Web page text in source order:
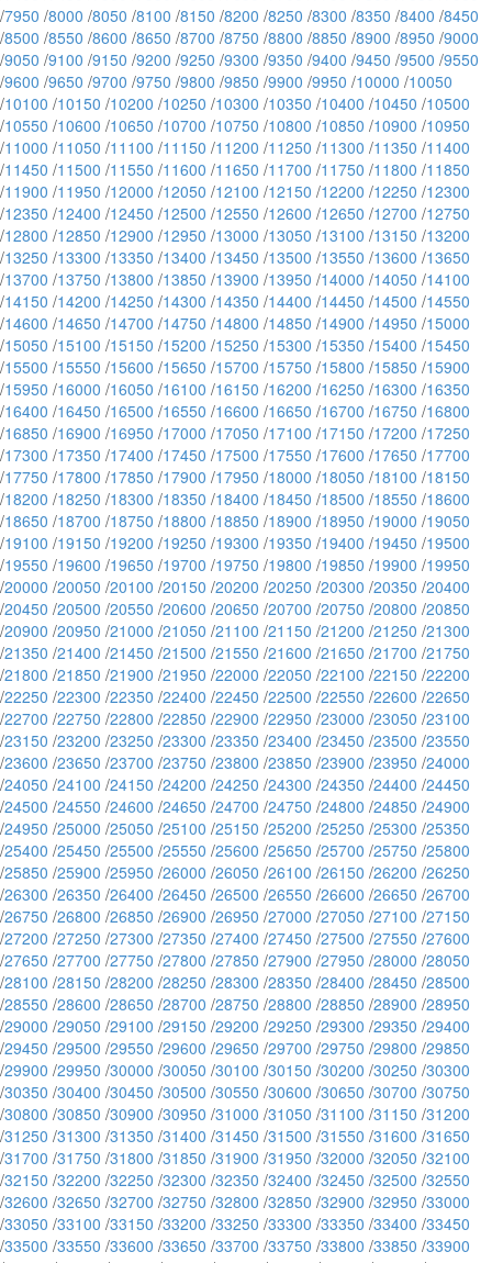
/7950 /8000 /8050 /8100 /8150 /8200 /8250 /8300 /8350 /8400 /8450
/8500 /8550 /8600 /8650 /8700 /8750 /8800 /8850 /8900 /8950 /9000
/9050 /9100 /9150 /9200 /9250 /9300 /9350 /9400 /9450 /9500 /9550
/9600 /9650 /9700 /9750 /9800 /9850 /9900 /9950 /10000 /10050
/10100 /10150 /10200 /10250 /10300 /10350 /10400 /10450 /10500
/10550 /10600 /10650 /10700 /10750 /10800 /10850 /10900 /10950
/11000 /11050 /11100 /11150 /11200 /11250 /11300 /11350 /11400
/11450 /11500 /11550 /11600 /11650 /11700 /11750 /11800 /11850
/11900 /11950 /12000 /12050 /12100 /12150 /12200 /12250 /12300
/12350 /12400 /12450 /12500 /12550 /12600 /12650 /12700 /12750
/12800 /12850 /12900 /12950 /13000 /13050 /13100 /13150 /13200
/13250 /13300 /13350 /13400 /13450 /13500 /13550 /13600 /13650
/13700 /13750 /13800 /13850 /13900 /13950 /14000 /14050 /14100
/14150 /14200 /14250 /14300 /14350 /14400 /14450 /14500 /14550
/14600 /14650 /14700 /14750 /14800 /14850 /14900 /14950 /15000
/15050 /15100 /15150 /15200 /15250 /15300 /15350 /15400 /15450
/15500 /15550 /15600 /15650 /15700 /15750 /15800 /15850 /15900
/15950 /16000 /16050 /16100 /16150 /16200 /16250 /16300 /16350
/16400 /16450 /16500 /16550 /16600 /16650 /16700 /16750 /16800
/16850 /16900 /16950 /17000 /17050 /17100 /17150 /17200 /17250
/17300 /17350 /17400 /17450 /17500 /17550 /17600 /17650 /17700
/17750 /17800 /17850 /17900 /17950 /18000 /18050 /18100 /18150
/18200 /18250 /18300 /18350 /18400 /18450 /18500 /18550 /18600
/18650 /18700 /18750 /18800 /18850 /18900 /18950 /19000 /19050
/19100 /19150 /19200 /19250 /19300 /19350 /19400 /19450 /19500
/19550 /19600 /19650 /19700 /19750 /19800 /19850 /19900 /19950
/20000 /20050 /20100 /20150 /20200 /20250 /20300 /20350 /20400
/20450 /20500 /20550 /20600 /20650 /20700 /20750 /20800 /20850
/20900 /20950 /21000 /21050 /21100 /21150 /21200 /21250 /21300
/21350 /21400 /21450 /21500 /21550 /21600 /21650 /21700 /21750
/21800 /21850 /21900 /21950 /22000 /22050 /22100 /22150 /22200
/22250 /22300 /22350 /22400 /22450 /22500 /22550 /22600 /22650
/22700 /22750 /22800 /22850 /22900 /22950 /23000 /23050 /23100
/23150 /23200 /23250 /23300 /23350 /23400 /23450 /23500 /23550
/23600 /23650 /23700 /23750 /23800 /23850 /23900 /23950 /24000
/24050 /24100 /24150 /24200 /24250 /24300 /24350 /24400 /24450
/24500 /24550 /24600 /24650 /24700 /24750 /24800 /24850 /24900
/24950 /25000 /25050 /25100 /25150 /25200 /25250 /25300 /25350
/25400 /25450 /25500 /25550 /25600 /25650 /25700 /25750 /25800
/25850 /25900 /25950 /26000 /26050 /26100 /26150 /26200 /26250
/26300 /26350 /26400 /26450 /26500 /26550 /26600 /26650 /26700
/26750 /26800 /26850 /26900 /26950 /27000 /27050 /27100 /27150
/27200 /27250 /27300 /27350 /27400 /27450 /27500 /27550 /27600
/27650 /27700 /27750 /27800 /27850 /27900 /27950 /28000 /28050
/28100 /28150 /28200 /28250 /28300 /28350 /28400 /28450 /28500
/28550 /28600 /28650 /28700 /28750 /28800 /28850 /28900 /28950
/29000 /29050 /29100 /29150 /29200 /29250 /29300 /29350 /29400
/29450 /29500 /29550 /29600 /29650 /29700 /29750 /29800 /29850
/29900 /29950 /30000 /30050 /30100 /30150 /30200 /30250 /30300
/30350 /30400 /30450 /30500 /30550 /30600 /30650 /30700 /30750
/30800 /30850 /30900 /30950 /31000 /31050 /31100 /31150 /31200
/31250 /31300 /31350 /31400 /31450 /31500 /31550 /31600 /31650
/31700 /31750 /31800 /31850 /31900 /31950 /32000 /32050 /32100
/32150 /32200 /32250 /32300 /32350 /32400 /32450 /32500 /32550
/32600 /32650 /32700 /32750 /32800 /32850 /32900 /32950 /33000
/33050 /33100 /33150 /33200 /33250 /33300 /33350 /33400 /33450
/33500 /33550 /33600 /33650 /33700 /33750 /33800 /33850 /33900